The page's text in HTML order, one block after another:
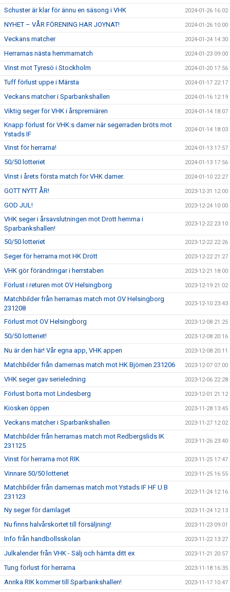
Schuster är klar för ännu en säsong i VHK 2024-01-26 16:02
NYHET – VÅR FÖRENING HAR JOYNAT! 2024-01-26 10:00
Veckans matcher 2024-01-24 14:30
Herrarnas nästa hemmamatch 2024-01-23 09:00
Vinst mot Tyresö i Stockholm 2024-01-20 17:56
Tuff förlust uppe i Märsta 2024-01-17 22:17
Veckans matcher i Sparbankshallen 2024-01-16 12:19
Viktig seger för VHK i årspremiären 2024-01-14 18:07
Knapp förlust för VHK:s damer när segerraden bröts mot
Ystads IF
2024-01-14 18:03
Vinst för herrarna! 2024-01-13 17:57
50/50 lotteriet 2024-01-13 17:56
Vinst i årets första match för VHK damer. 2024-01-10 22:27
GOTT NYTT ÅR! 2023-12-31 12:00
GOD JUL! 2023-12-24 10:00
VHK seger i årsavslutningen mot Drott hemma i
Sparbankshallen!
2023-12-22 23:10
50/50 lotteriet 2023-12-22 22:26
Seger för herrarna mot HK Drott 2023-12-22 21:27
VHK gör förändringar i herrstaben 2023-12-21 18:00
Förlust i returen mot OV Helsingborg 2023-12-19 21:02
Matchbilder från herrarnas match mot OV Helsingborg
231208
2023-12-10 23:43
Förlust mot OV Helsingborg 2023-12-08 21:25
50/50 lotteriet! 2023-12-08 20:16
Nu är den här! Vår egna app, VHK appen 2023-12-08 20:11
Matchbilder från damernas match mot HK Björnen 231206 2023-12-07 07:00
VHK seger gav serieledning 2023-12-06 22:28
Förlust borta mot Lindesberg 2023-12-01 21:12
Kiosken öppen 2023-11-28 13:45
Veckans matcher i Sparbankshallen 2023-11-27 12:02
Matchbilder från herrarnas match mot Redbergslids IK
231125
2023-11-26 23:40
Vinst för herrarna mot RIK 2023-11-25 17:47
Vinnare 50/50 lotteriet 2023-11-25 16:55
Matchbilder från damernas match mot Ystads IF HF U B
231123
2023-11-24 12:16
Ny seger för damlaget 2023-11-24 12:13
Nu finns halvårskortet till försäljning! 2023-11-23 09:01
Info från handbollsskolan 2023-11-22 13:27
Julkalender från VHK - Sälj och hämta ditt ex 2023-11-21 20:57
Tung förlust för herrarna 2023-11-18 16:35
Anrika RIK kommer till Sparbankshallen! 2023-11-17 10:47